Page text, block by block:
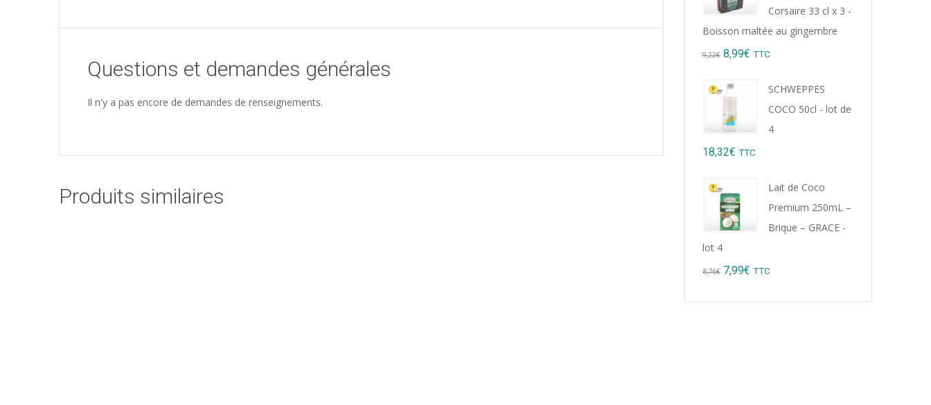
Questions et demandes générales
Il n'y a pas encore de demandes de renseignements.
Produits similaires
Corsaire 33 cl x 3 -
Boisson maltée au gingembre
9,22€ Original
was:
9,22€.
8,99€ Current
TTC
SCHWEPPES
COCO 50cl - lot de
4
18,32€ TTC
Lait de Coco
Premium 250mL –
Brique – GRACE -
lot 4
8,76€ Original
7,99€ Current
TTC